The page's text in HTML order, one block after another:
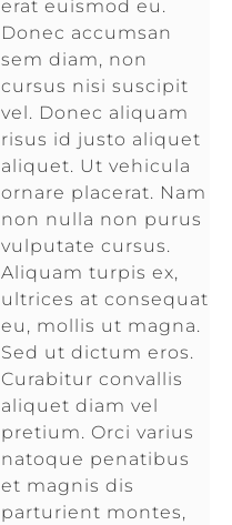
erat euismod eu.
Donec accumsan
sem diam, non
cursus nisi suscipit
vel. Donec aliquam
risus id justo aliquet
aliquet. Ut vehicula
ornare placerat. Nam
non nulla non purus
vulputate cursus.
Aliquam turpis ex,
ultrices at consequat
eu, mollis ut magna.
Sed ut dictum eros.
Curabitur convallis
aliquet diam vel
pretium. Orci varius
natoque penatibus
et magnis dis
parturient montes,